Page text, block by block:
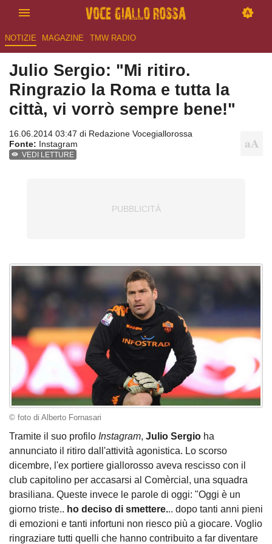
NOTIZIE MAGAZINE TMW RADIO
Julio Sergio: "Mi ritiro.
Ringrazio la Roma e tutta la
città, vi vorrò sempre bene!"
16.06.2014 03:47 di Redazione Vocegiallorossa
Fonte: Instagram
VEDI LETTURE
© foto di Alberto Fornasari
Tramite il suo profilo Instagram, Julio Sergio ha
annunciato il ritiro dall'attività agonistica. Lo scorso
dicembre, l'ex portiere giallorosso aveva rescisso con il
club capitolino per accasarsi al Comèrcial, una squadra
brasiliana. Queste invece le parole di oggi: "Oggi è un
giorno triste.. ho deciso di smettere... dopo tanti anni pieni
di emozioni e tanti infortuni non riesco più a giocare. Voglio
ringraziare tutti quelli che hanno contribuito a far diventare